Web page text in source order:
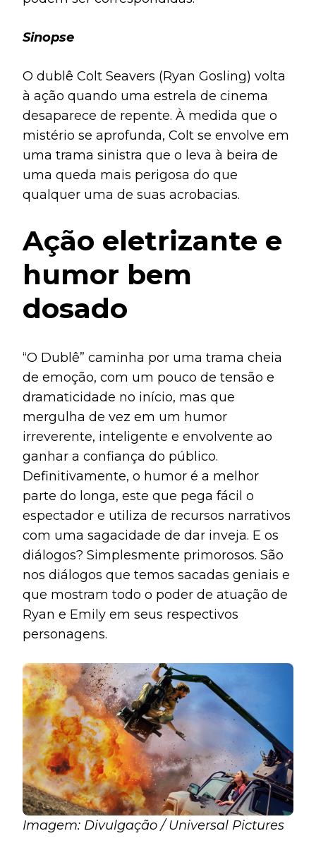
Sinopse
O dublê Colt Seavers (Ryan Gosling) volta
à ação quando uma estrela de cinema
desaparece de repente. À medida que o
mistério se aprofunda, Colt se envolve em
uma trama sinistra que o leva à beira de
uma queda mais perigosa do que
qualquer uma de suas acrobacias.
Ação eletrizante e
humor bem
dosado
“O Dublê” caminha por uma trama cheia
de emoção, com um pouco de tensão e
dramaticidade no início, mas que
mergulha de vez em um humor
irreverente, inteligente e envolvente ao
ganhar a confiança do público.
Definitivamente, o humor é a melhor
parte do longa, este que pega fácil o
espectador e utiliza de recursos narrativos
com uma sagacidade de dar inveja. E os
diálogos? Simplesmente primorosos. São
nos diálogos que temos sacadas geniais e
que mostram todo o poder de atuação de
Ryan e Emily em seus respectivos
personagens.
Imagem: Divulgação / Universal Pictures